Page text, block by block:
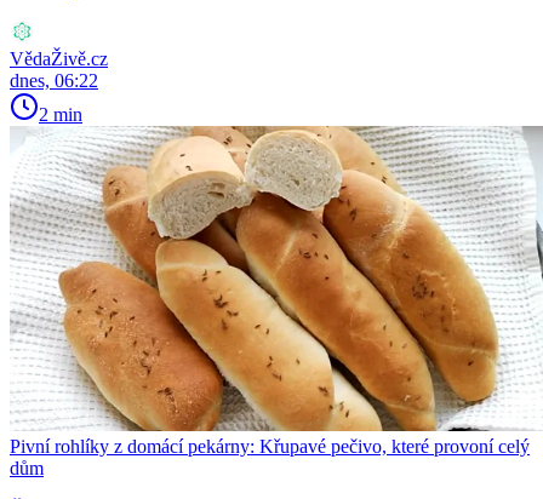
VědaŽivě.cz
dnes, 06:22
2 min
Pivní rohlíky z domácí pekárny: Křupavé pečivo, které provoní celý
dům